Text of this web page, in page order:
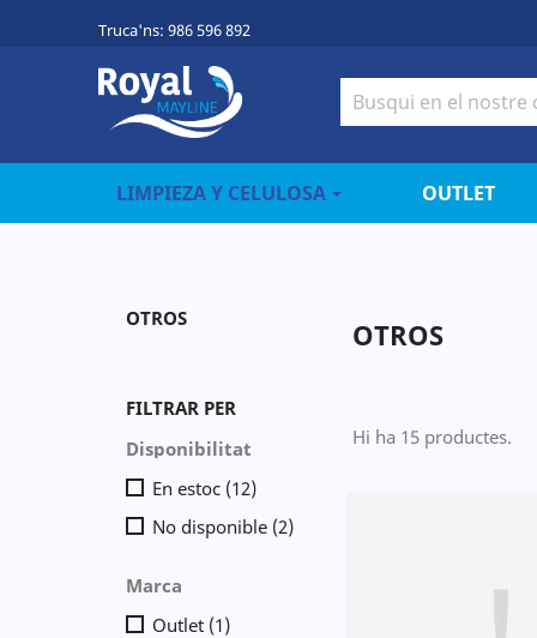
Truca'ns:986 596 892
LIMPIEZA Y CELULOSA OUTLET
OTROS
FILTRAR PER
Disponibilitat
En estoc (12)
No disponible (2)
Marca
Outlet (1)
OTROS
Hi ha 15 productes.